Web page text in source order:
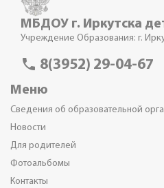
МБДОУ г. Иркутска
Учреждение Образования: г.
phone 8(3952) 29-04-67
Меню
Сведения об образовательной
Новости
Для родителей
Фотоальбомы
Контакты